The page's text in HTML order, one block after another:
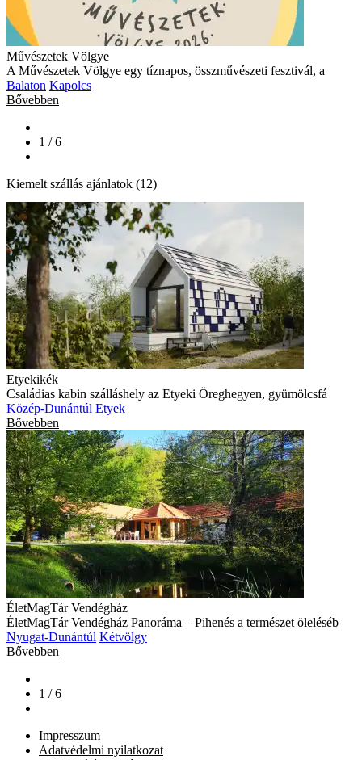
Művészetek Völgye
A Művészetek Völgye egy tíznapos, összművészeti fesztivál, a
Balaton Kapolcs
Bővebben
1 / 6
Kiemelt szállás ajánlatok (12)
Etyekikék
Családias kabin szálláshely az Etyeki Öreghegyen, gyümölcsfá
Közép-Dunántúl Etyek
Bővebben
ÉletMagTár Vendégház
ÉletMagTár Vendégház Panoráma – Pihenés a természet öleléséb
Nyugat-Dunántúl Kétvölgy
Bővebben
1 / 6
Impresszum
Adatvédelmi nyilatkozat